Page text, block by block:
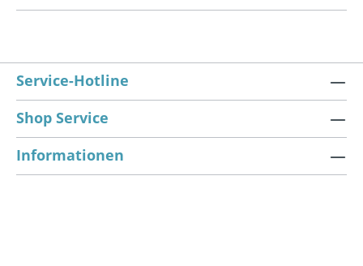
Service-Hotline
Shop Service
Informationen